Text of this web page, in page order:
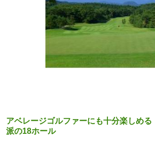
アベレージゴルファーにも十分楽しめ
派の18ホール